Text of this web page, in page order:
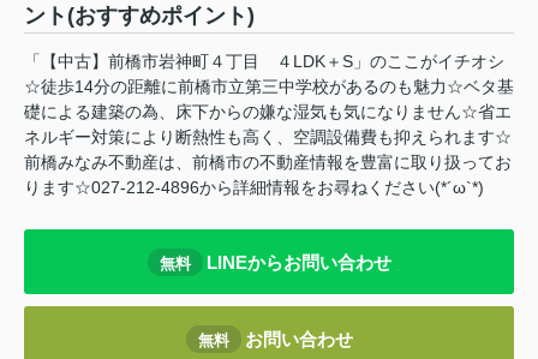
ント(おすすめポイント)
「【中古】前橋市岩神町４丁目 ４LDK＋S」のここがイチオシ
☆徒歩14分の距離に前橋市立第三中学校があるのも魅力☆ベタ基
礎による建築の為、床下からの嫌な湿気も気になりません☆省エ
ネルギー対策により断熱性も高く、空調設備費も抑えられます☆
前橋みなみ不動産は、前橋市の不動産情報を豊富に取り扱ってお
ります☆027-212-4896から詳細情報をお尋ねください(*´ω`*)
無料 LINEからお問い合わせ
無料 お問い合わせ